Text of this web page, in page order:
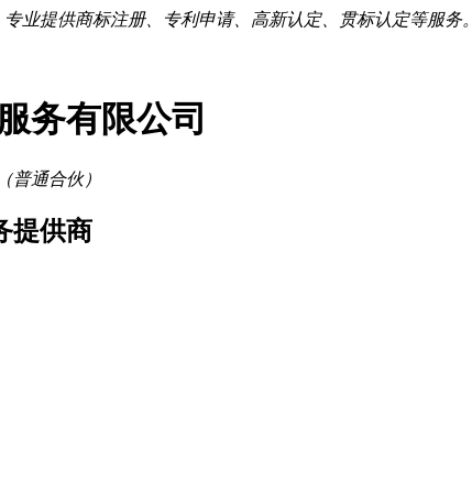
业提供商标注册、专利申请、高新认定、贯标认定等服务。
务有限公司
普通合伙）
提供商